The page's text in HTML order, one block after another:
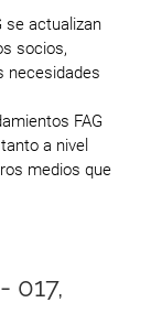
se actualizan
socios,
necesidades
FAG
a nivel
medios que
017,